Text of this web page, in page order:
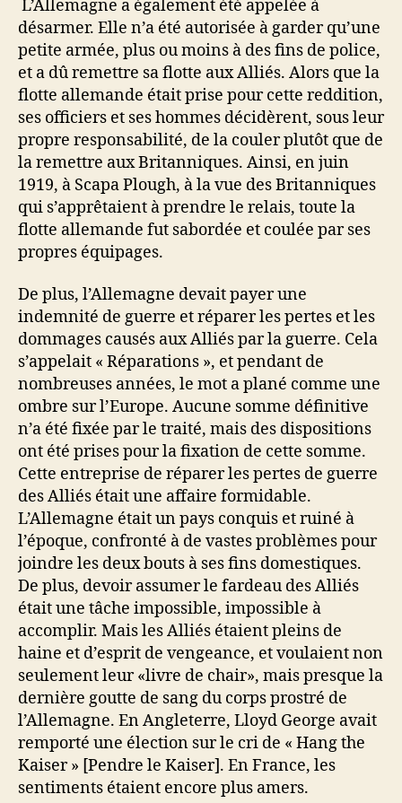
L’Allemagne a également été appelée à
désarmer. Elle n’a été autorisée à garder qu’une
petite armée, plus ou moins à des fins de police,
et a dû remettre sa flotte aux Alliés. Alors que la
flotte allemande était prise pour cette reddition,
ses officiers et ses hommes décidèrent, sous leur
propre responsabilité, de la couler plutôt que de
la remettre aux Britanniques. Ainsi, en juin
1919, à Scapa Plough, à la vue des Britanniques
qui s’apprêtaient à prendre le relais, toute la
flotte allemande fut sabordée et coulée par ses
propres équipages.
De plus, l’Allemagne devait payer une
indemnité de guerre et réparer les pertes et les
dommages causés aux Alliés par la guerre. Cela
s’appelait « Réparations », et pendant de
nombreuses années, le mot a plané comme une
ombre sur l’Europe. Aucune somme définitive
n’a été fixée par le traité, mais des dispositions
ont été prises pour la fixation de cette somme.
Cette entreprise de réparer les pertes de guerre
des Alliés était une affaire formidable.
L’Allemagne était un pays conquis et ruiné à
l’époque, confronté à de vastes problèmes pour
joindre les deux bouts à ses fins domestiques.
De plus, devoir assumer le fardeau des Alliés
était une tâche impossible, impossible à
accomplir. Mais les Alliés étaient pleins de
haine et d’esprit de vengeance, et voulaient non
seulement leur «livre de chair», mais presque la
dernière goutte de sang du corps prostré de
l’Allemagne. En Angleterre, Lloyd George avait
remporté une élection sur le cri de « Hang the
Kaiser » [Pendre le Kaiser]. En France, les
sentiments étaient encore plus amers.